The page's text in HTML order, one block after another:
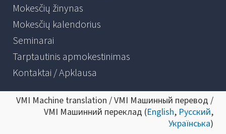
Mokesčių žinynas
Mokesčių kalendorius
Seminarai
Tarptautinis apmokestinimas
Kontaktai / Apklausa
VMI Machine translation / VMI Машинный перевод /
VMI Машинний переклад (English, Русский,
Українська)